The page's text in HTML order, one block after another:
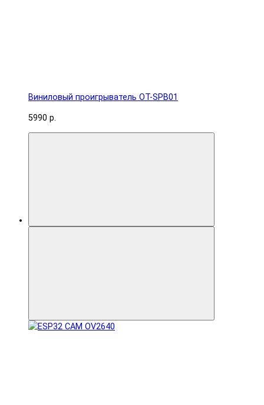
Виниловый проигрыватель OT-SPB01
5990 р.